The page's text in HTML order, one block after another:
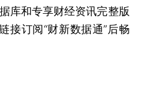
库和专享财经资讯完整版
接订阅“财新数据通”后畅